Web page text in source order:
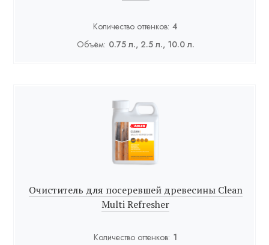
Количество оттенков: 4
Объём: 0.75 л., 2.5 л., 10.0 л.
Очиститель для посеревшей древесины Clean
Multi Refresher
Количество оттенков: 1